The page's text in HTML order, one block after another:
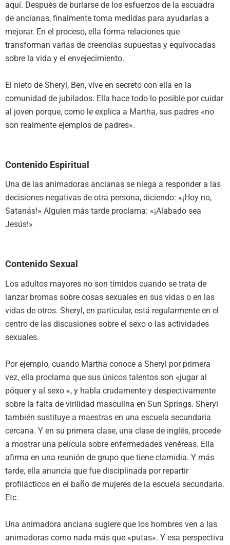
aquí. Después de burlarse de los esfuerzos de la escuadra
de ancianas, finalmente toma medidas para ayudarlas a
mejorar. En el proceso, ella forma relaciones que
transforman varias de creencias supuestas y equivocadas
sobre la vida y el envejecimiento.
El nieto de Sheryl, Ben, vive en secreto con ella en la
comunidad de jubilados. Ella hace todo lo posible por cuidar
al joven porque, como le explica a Martha, sus padres «no
son realmente ejemplos de padres».
Contenido Espiritual
Una de las animadoras ancianas se niega a responder a las
decisiones negativas de otra persona, diciendo: «¡Hoy no,
Satanás!» Alguien más tarde proclama: «¡Alabado sea
Jesús!»
Contenido Sexual
Los adultos mayores no son tímidos cuando se trata de
lanzar bromas sobre cosas sexuales en sus vidas o en las
vidas de otros. Sheryl, en particular, está regularmente en el
centro de las discusiones sobre el sexo o las actividades
sexuales.
Por ejemplo, cuando Martha conoce a Sheryl por primera
vez, ella proclama que sus únicos talentos son «jugar al
póquer y al sexo «, y habla crudamente y despectivamente
sobre la falta de virilidad masculina en Sun Springs. Sheryl
también sustituye a maestras en una escuela secundaria
cercana. Y en su primera clase, una clase de inglés, procede
a mostrar una película sobre enfermedades venéreas. Ella
afirma en una reunión de grupo que tiene clamidia. Y más
tarde, ella anuncia que fue disciplinada por repartir
profilácticos en el baño de mujeres de la escuela secundaria.
Etc.
Una animadora anciana sugiere que los hombres ven a las
animadoras como nada más que «putas». Y esa perspectiva